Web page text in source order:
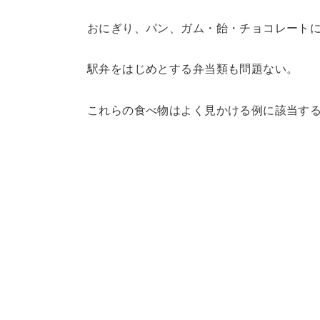
おにぎり、パン、ガム・飴・チョコレート
駅弁をはじめとする弁当類も問題ない。
これらの食べ物はよく見かける例に該当する